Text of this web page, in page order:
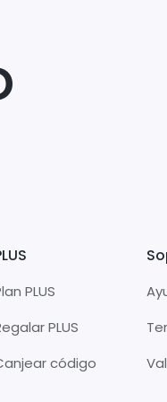
PLUS
PLUS
código